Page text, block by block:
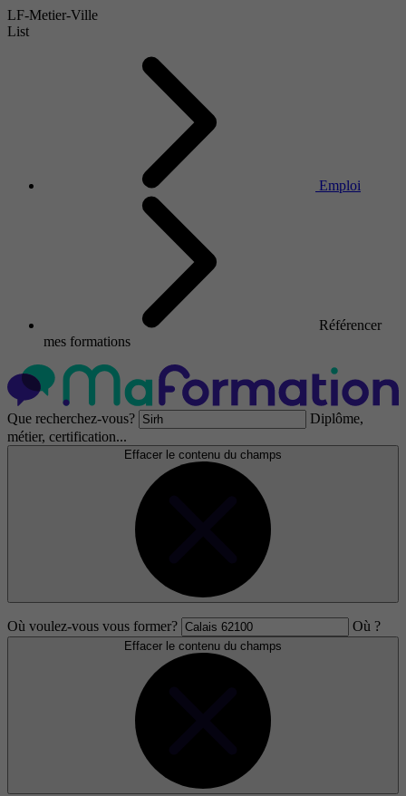
LF-Metier-Ville
List
Emploi
Référencer
mes formations
Que recherchez-vous?
Diplôme,
métier, certification...
Effacer le contenu du champs
Où voulez-vous vous former? Où ?
Effacer le contenu du champs